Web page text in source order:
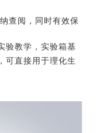
查阅，同时有效保
验教学，实验箱基
可直接用于理化生